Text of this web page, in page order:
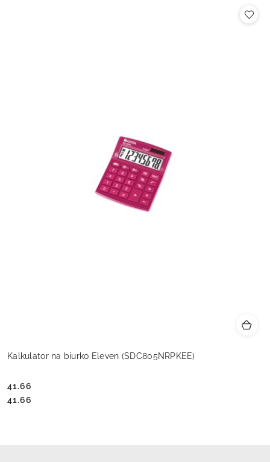
Kalkulator na biurko Eleven (SDC805NRPKEE)
Cena:
41.66
Cena:
41.66